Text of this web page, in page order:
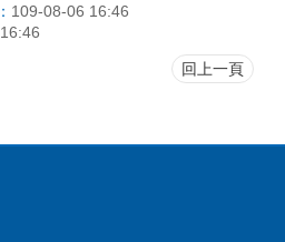
109-08-06 16:46
回上一頁